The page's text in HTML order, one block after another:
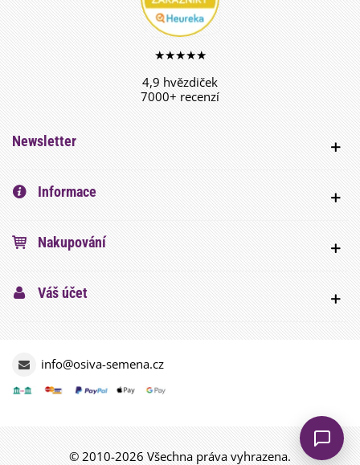
★★★★★
4,9 hvězdiček
7000+ recenzí
Newsletter
Informace
Nakupování
Váš účet
info@osiva-semena.cz
© 2010-2026 Všechna práva vyhrazena.